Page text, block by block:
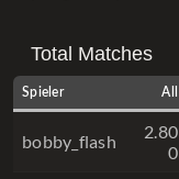
Total Matches
Spieler All
bobby_flash
2.80
0